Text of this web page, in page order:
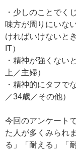
・少しのことでく
味方が周りにいな
ければいけないと
IT）
・精神が強くない
上／主婦）
・精神的にタフで
／34歳／その他）
今回のアンケート
た人が多くみられ
る」「耐える」「